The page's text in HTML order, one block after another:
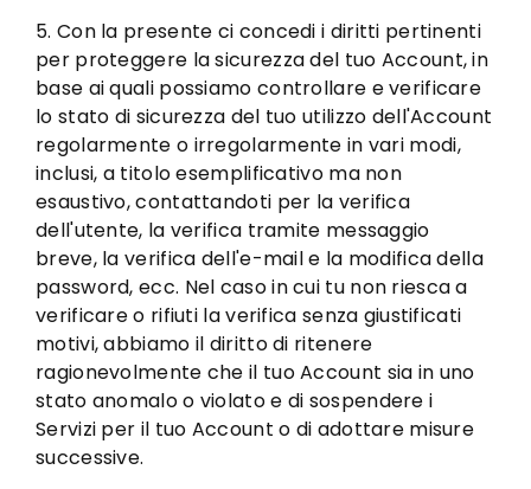
5. Con la presente ci concedi i diritti pertinenti
per proteggere la sicurezza del tuo Account, in
base ai quali possiamo controllare e verificare
lo stato di sicurezza del tuo utilizzo dell'Account
regolarmente o irregolarmente in vari modi,
inclusi, a titolo esemplificativo ma non
esaustivo, contattandoti per la verifica
dell'utente, la verifica tramite messaggio
breve, la verifica dell'e-mail e la modifica della
password, ecc. Nel caso in cui tu non riesca a
verificare o rifiuti la verifica senza giustificati
motivi, abbiamo il diritto di ritenere
ragionevolmente che il tuo Account sia in uno
stato anomalo o violato e di sospendere i
Servizi per il tuo Account o di adottare misure
successive.